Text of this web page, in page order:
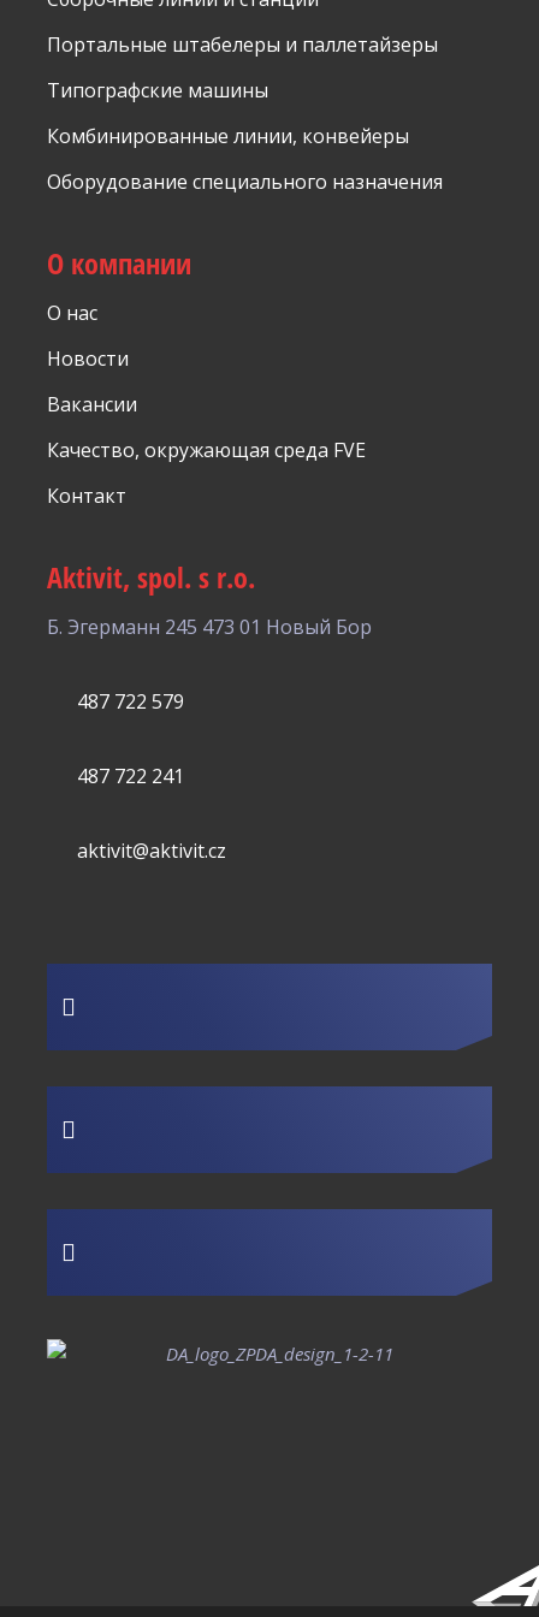
Портальные штабелеры и паллетайзеры
Типографские машины
Комбинированные линии, конвейеры
Оборудование специального назначения
О компании
О нас
Новости
Вакансии
Качество, окружающая среда FVE
Контакт
Aktivit, spol. s r.o.
Б. Эгерманн 245 473 01 Новый Бор
487 722 579
487 722 241
aktivit@aktivit.cz